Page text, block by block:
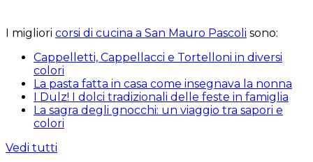
I migliori corsi di cucina a San Mauro Pascoli sono:
Cappelletti, Cappellacci e Tortelloni in diversi
colori
La pasta fatta in casa come insegnava la nonna
I Dulz! I dolci tradizionali delle feste in famiglia
La sagra degli gnocchi: un viaggio tra sapori e
colori
Vedi tutti